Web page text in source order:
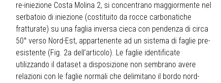
re-iniezione Costa Molina 2, si concentrano maggiormente nel
serbatoio di iniezione (costituito da rocce carbonatiche
fratturate) su una faglia inversa cieca con pendenza di circa
50° verso Nord-Est, appartenente ad un sistema di faglie pre-
esistente (Fig. 2a dell’articolo). Le faglie identificate
utilizzando il dataset a disposizione non sembrano avere
relazioni con le faglie normali che delimitano il bordo nord-